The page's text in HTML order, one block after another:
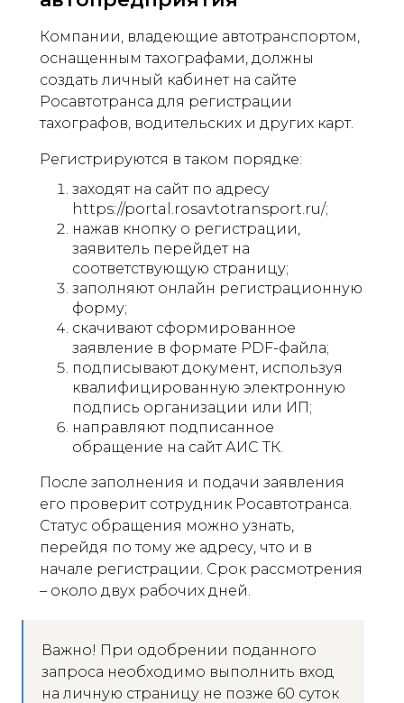
Компании, владеющие автотранспортом,
оснащенным тахографами, должны
создать личный кабинет на сайте
Росавтотранса для регистрации
тахографов, водительских и других карт.
Регистрируются в таком порядке:
заходят на сайт по адресу
https://portal.rosavtotransport.ru/;
нажав кнопку о регистрации,
заявитель перейдет на
соответствующую страницу;
заполняют онлайн регистрационную
форму;
скачивают сформированное
заявление в формате PDF-файла;
подписывают документ, используя
квалифицированную электронную
подпись организации или ИП;
направляют подписанное
обращение на сайт АИС ТК.
После заполнения и подачи заявления
его проверит сотрудник Росавтотранса.
Статус обращения можно узнать,
перейдя по тому же адресу, что и в
начале регистрации. Срок рассмотрения
– около двух рабочих дней.
Важно! При одобрении поданного
запроса необходимо выполнить вход
на личную страницу не позже 60 суток